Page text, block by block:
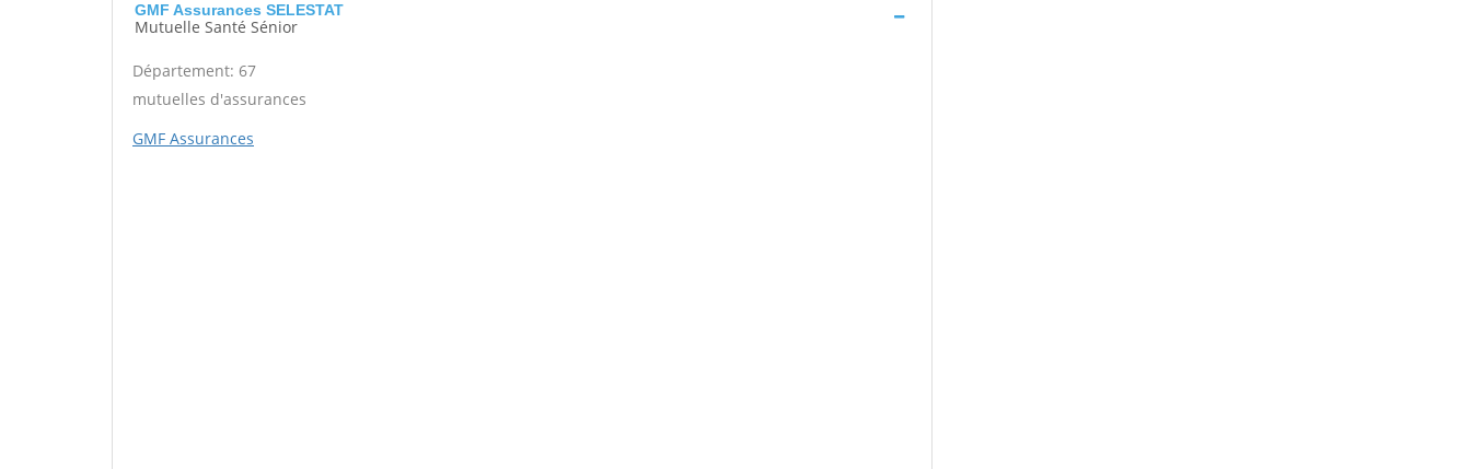
GMF Assurances SELESTAT
Mutuelle Santé Sénior
Département: 67
mutuelles d'assurances
GMF Assurances